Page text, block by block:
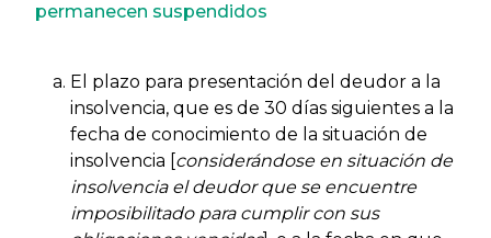
permanecen suspendidos
El plazo para presentación del deudor a la
insolvencia, que es de 30 días siguientes a la
fecha de conocimiento de la situación de
insolvencia [considerándose en situación de
insolvencia el deudor que se encuentre
imposibilitado para cumplir con sus